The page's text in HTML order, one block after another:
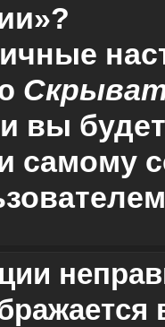
вы
самому